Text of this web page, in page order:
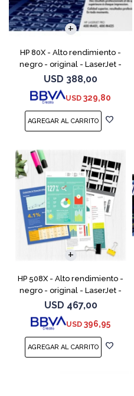
HP 80X - Alto rendimiento -
negro - original - LaserJet -
cartucho de tóner (CF280X) -
para LaserJet Pro 400 M401,
MFP M425
USD 388,00
USD 329,80
HP 508X - Alto rendimiento -
negro - original - LaserJet -
cartucho de tóner (CF360X) -
para Color LaserJet
Enterprise MFP M577;
USD 467,00
USD 396,95